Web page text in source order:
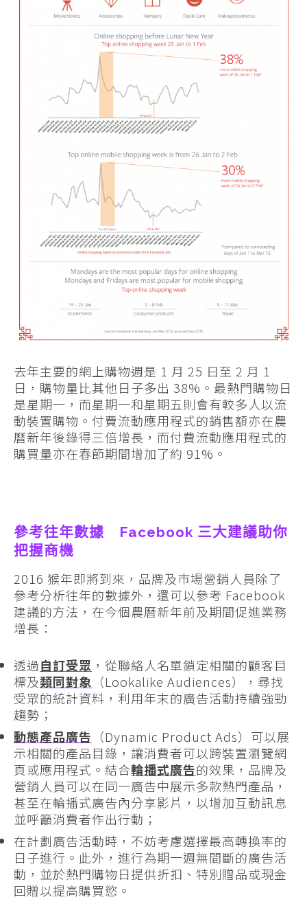
去年主要的網上購物週是 1 月 25 日至 2 月 1
日，購物量比其他日子多出 38%。最熱門購物日
是星期一，而星期一和星期五則會有較多人以流
動裝置購物。付費流動應用程式的銷售額亦在農
曆新年後錄得三倍增長，而付費流動應用程式的
購買量亦在春節期間增加了約 91%。
參考往年數據 Facebook 三大建議助你
把握商機
2016 猴年即將到來，品牌及市場營銷人員除了
參考分析往年的數據外，還可以參考 Facebook
建議的方法，在今個農曆新年前及期間促進業務
增長：
透過自訂受眾 ，從聯絡人名單鎖定相關的顧客目
標及類同對象 （Lookalike Audiences），尋找
受眾的統計資料，利用年末的廣告活動持續強勁
趨勢；
動態產品廣告 （Dynamic Product Ads）可以展
示相關的產品目錄，讓消費者可以跨裝置瀏覽網
頁或應用程式。結合輪播式廣告的效果，品牌及
營銷人員可以在同一廣告中展示多款熱門產品，
甚至在輪播式廣告內分享影片，以增加互動訊息
並呼籲消費者作出行動；
在計劃廣告活動時，不妨考慮選擇最高轉換率的
日子進行。此外，進行為期一週無間斷的廣告活
動，並於熱門購物日提供折扣、特別贈品或現金
回贈以提高購買慾。